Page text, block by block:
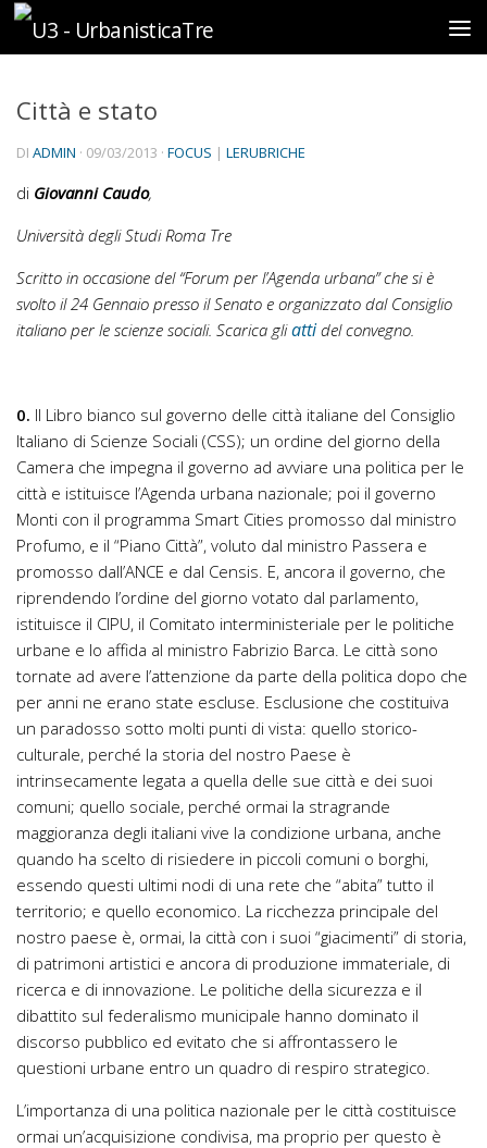
Sotto il contenuto
Città e stato
DI ADMIN · 09/03/2013 · FOCUS | LERUBRICHE
di GiovanniCaudo,
Università degli Studi Roma Tre
Scritto in occasione del “Forum per l’Agenda urbana” che si è
svolto il 24 Gennaio presso il Senato e organizzato dal Consiglio
italiano per le scienze sociali. Scarica gliattidel convegno.
0. Il Libro bianco sul governo delle città italiane del Consiglio
Italiano di Scienze Sociali (CSS); un ordine del giorno della
Camera che impegna il governo ad avviare una politica per le
città e istituisce l’Agenda urbana nazionale; poi il governo
Monti con il programma Smart Cities promosso dal ministro
Profumo, e il “Piano Città”, voluto dal ministro Passera e
promosso dall’ANCE e dal Censis. E, ancora il governo, che
riprendendo l’ordine del giorno votato dal parlamento,
istituisce il CIPU, il Comitato interministeriale per le politiche
urbane e lo affida al ministro Fabrizio Barca. Le città sono
tornate ad avere l’attenzione da parte della politica dopo che
per anni ne erano state escluse. Esclusione che costituiva
un paradosso sotto molti punti di vista: quello storico-
culturale, perché la storia del nostro Paese è
intrinsecamente legata a quella delle sue città e dei suoi
comuni; quello sociale, perché ormai la stragrande
maggioranza degli italiani vive la condizione urbana, anche
quando ha scelto di risiedere in piccoli comuni o borghi,
essendo questi ultimi nodi di una rete che “abita” tutto il
territorio; e quello economico. La ricchezza principale del
nostro paese è, ormai, la città con i suoi “giacimenti” di storia,
di patrimoni artistici e ancora di produzione immateriale, di
ricerca e di innovazione. Le politiche della sicurezza e il
dibattito sul federalismo municipale hanno dominato il
discorso pubblico ed evitato che si affrontassero le
questioni urbane entro un quadro di respiro strategico.
L’importanza di una politica nazionale per le città costituisce
ormai un’acquisizione condivisa, ma proprio per questo è